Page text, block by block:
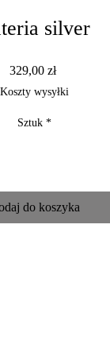
silver
329,00 złCena
Koszty wysyłki
Sztuk *
do koszyka